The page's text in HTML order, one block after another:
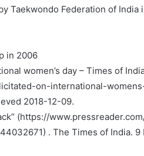
Taekwondo Federation of India
in 2006
women’s day – Times of
on-international-
2018-12-09.
(https://
. The Times of India. 9